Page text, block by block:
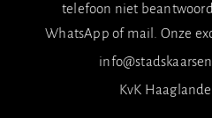
telefoon niet
WhatsApp of mail. Onze
KvK